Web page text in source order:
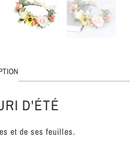
D'ÉTÉ
et de ses feuilles.